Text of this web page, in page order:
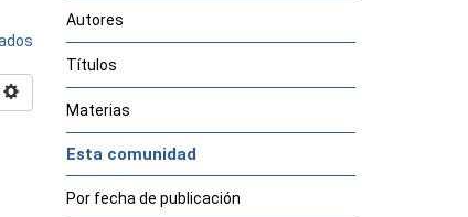
Autores
Títulos
Materias
Esta comunidad
Por fecha de publicación